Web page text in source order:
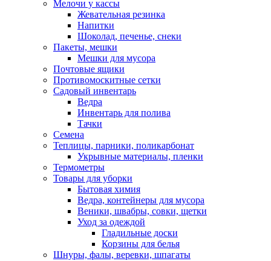
Мелочи у кассы
Жевательная резинка
Напитки
Шоколад, печенье, снеки
Пакеты, мешки
Мешки для мусора
Почтовые ящики
Противомоскитные сетки
Садовый инвентарь
Ведра
Инвентарь для полива
Тачки
Семена
Теплицы, парники, поликарбонат
Укрывные материалы, пленки
Термометры
Товары для уборки
Бытовая химия
Ведра, контейнеры для мусора
Веники, швабры, совки, щетки
Уход за одеждой
Гладильные доски
Корзины для белья
Шнуры, фалы, веревки, шпагаты